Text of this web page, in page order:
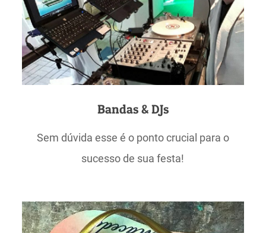
Bandas & DJs
Sem dúvida esse é o ponto crucial para o
sucesso de sua festa!